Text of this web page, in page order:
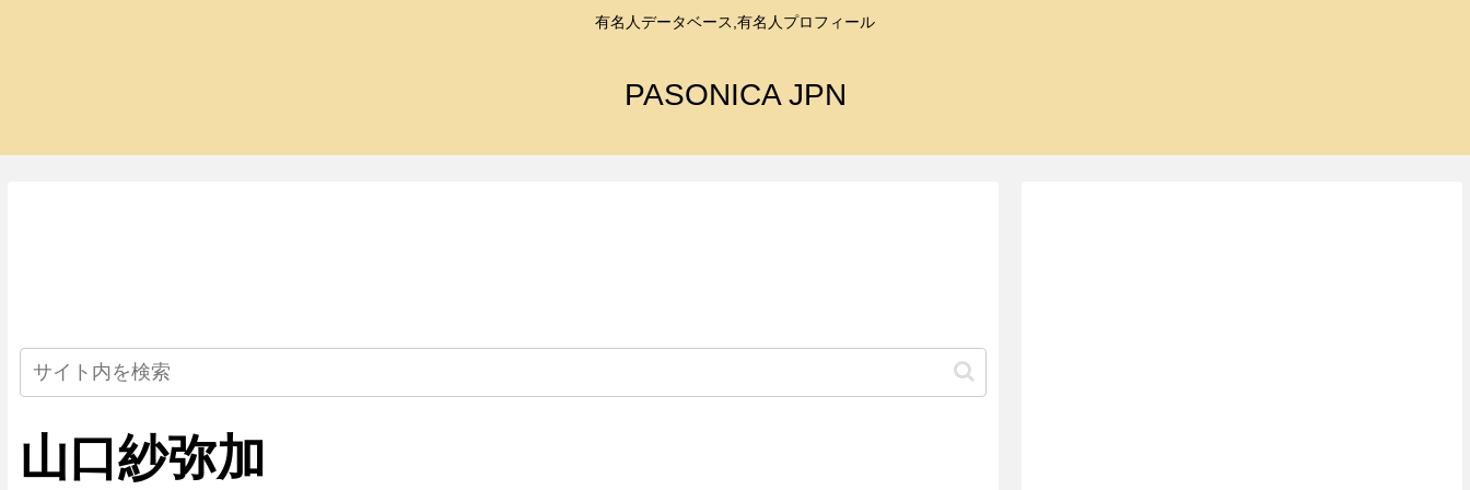
有名人データベース,有名人プロフィール
PASONICA JPN
山口紗弥加